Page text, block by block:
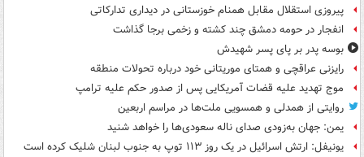
پیروزی استقلال مقابل همنام خوزستانی در دیداری تدارکاتی
انفجار در حومه دمشق چند کشته و زخمی برجا گذاشت
بوسه‌ پدر بر پای پسر شهیدش
رایزنی عراقچی و همتای موریتانی خود درباره تحولات منطقه
موج تهدید علیه قضات آمریکایی پس از صدور حکم علیه ترامپ
روایتی از همدلی و همسویی ملت‌ها در مراسم اربعین
یمن: جهان به‌زودی صدای ناله سعودی‌ها را خواهد شنید
یونیفل: ارتش اسرائیل در یک روز ۱۱۳ توپ به جنوب لبنان شلیک کرده است